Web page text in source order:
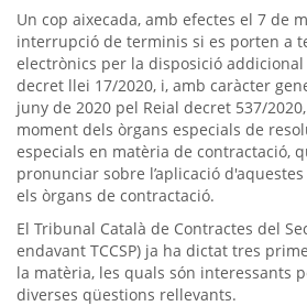
Un cop aixecada, amb efectes el 7 de
interrupció de terminis si es porten a
electrònics per la disposició
decret llei 17/2020, i, amb caràcter
juny de 2020 pel Reial decret 537/
moment dels òrgans especials de
especials en matèria de contractació,
pronunciar sobre l’aplicació
els òrgans de contractació.
El Tribunal Català de Contractes del
endavant TCCSP) ja ha dictat tres
la matèria, les quals són interessants
diverses qüestions rellevants.